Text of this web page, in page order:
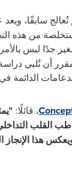
سابقًا،
من هذه
جدًا ليس بالأمر
أن تُلبي
، قائلًا:
طب القلب
هذا الإنجاز